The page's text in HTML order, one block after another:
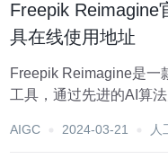
Freepik Reimagine
具在线使用地址
Freepik Reimagine是一
工具，通过先进的AI算
得无需繁琐的编辑操作
AIGC 2024-03-21 人